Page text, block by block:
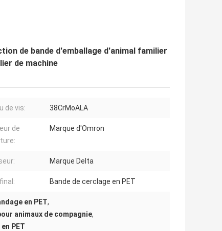
de bande d'emballage d'animal familier
de machine
de vis: 38CrMoALA
de
Marque d'Omron
Marque Delta
Bande de cerclage en PET
en PET,
animaux de compagnie,
PET